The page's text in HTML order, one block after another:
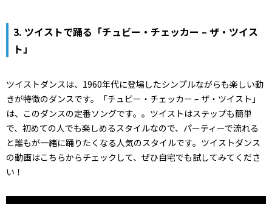
3. ツイストで踊る「チュビー・チェッカー – ザ・ツイス
ト」
ツイストダンスは、1960年代に登場したシンプルながらも楽しい動
きが特徴のダンスです。「チュビー・チェッカー – ザ・ツイスト」
は、このダンスの定番ソングです。。ツイストはステップも簡単
で、初めての人でも楽しめるスタイルなので、パーティーで流れる
と誰もが一緒に踊りたくなる人気のスタイルです。ツイストダンス
の動画はこちらからチェックして、ぜひ自宅でも試してみてくださ
い！